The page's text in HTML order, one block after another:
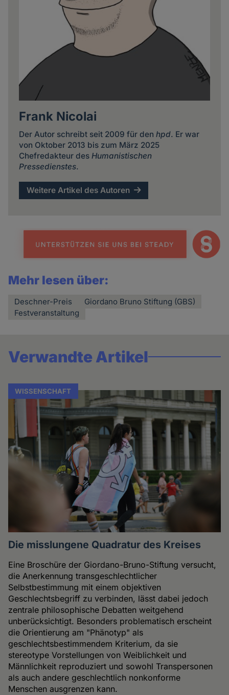
Frank Nicolai
Der Autor schreibt seit 2009 für den hpd. Er war
von Oktober 2013 bis zum März 2025
Chefredakteur des Humanistischen
Pressedienstes.
Weitere Artikel des Autoren
Mehr lesen über:
Deschner-Preis
Giordano Bruno Stiftung (GBS)
Festveranstaltung
Verwandte Artikel
WISSENSCHAFT
Die misslungene Quadratur des Kreises
Eine Broschüre der Giordano-Bruno-Stiftung versucht,
die Anerkennung transgeschlechtlicher
Selbstbestimmung mit einem objektiven
Geschlechtsbegriff zu verbinden, lässt dabei jedoch
zentrale philosophische Debatten weitgehend
unberücksichtigt. Besonders problematisch erscheint
die Orientierung am "Phänotyp" als
geschlechtsbestimmendem Kriterium, da sie
stereotype Vorstellungen von Weiblichkeit und
Männlichkeit reproduziert und sowohl Transpersonen
als auch andere geschlechtlich nonkonforme
Menschen ausgrenzen kann.